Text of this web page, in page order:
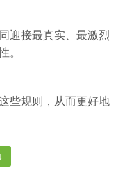
迎接最真实、最激烈
。
些规则，从而更好地